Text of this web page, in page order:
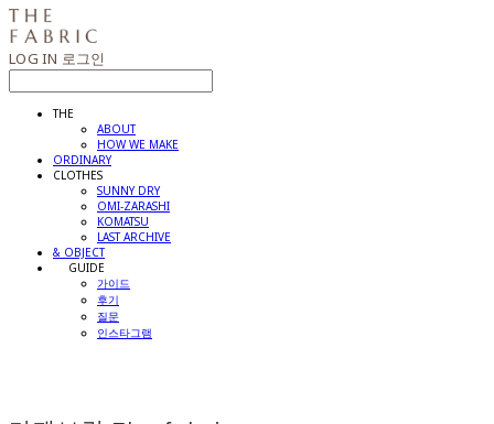
LOG IN 로그인
THE
ABOUT
HOW WE MAKE
ORDINARY
CLOTHES
SUNNY DRY
OMI-ZARASHI
KOMATSU
LAST ARCHIVE
& OBJECT
⠀⠀GUIDE
가이드
후기
질문
인스타그램